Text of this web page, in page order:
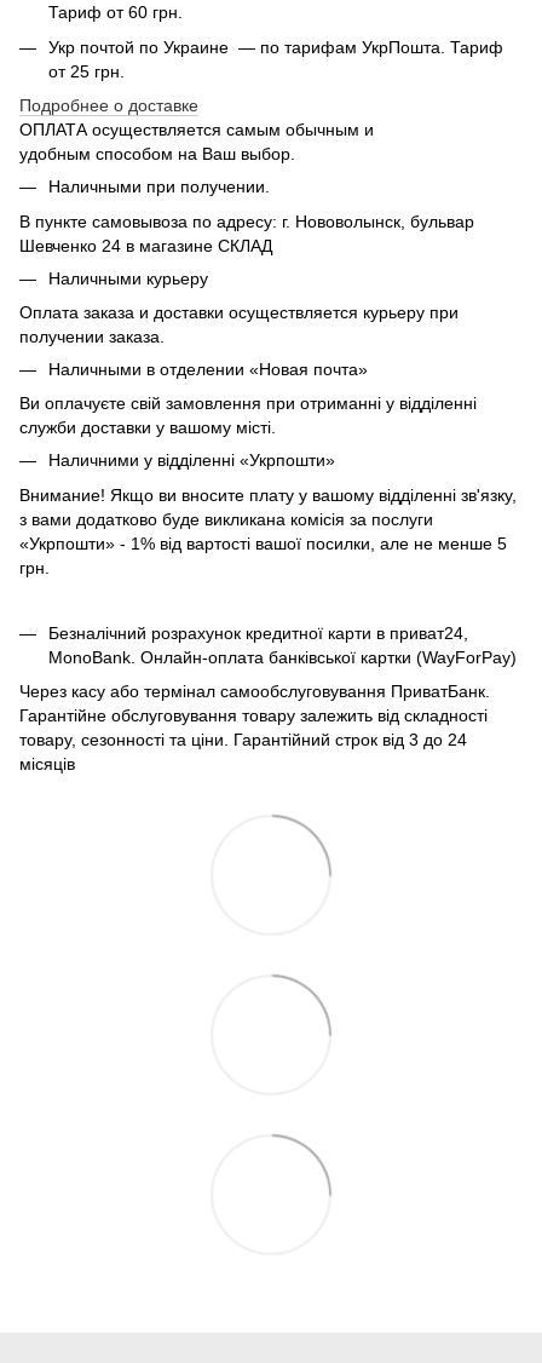
Тариф от 60 грн.
Укр почтой по Украине — по тарифам УкрПошта. Тариф
от 25 грн.
Подробнее о доставке
ОПЛАТА осуществляется самым обычным и
удобным способом на Ваш выбор.
Наличными при получении.
В пункте самовывоза по адресу: г. Нововолынск, бульвар
Шевченко 24 в магазине СКЛАД
Наличными курьеру
Оплата заказа и доставки осуществляется курьеру при
получении заказа.
Наличными в отделении «Новая почта»
Ви оплачуєте свій замовлення при отриманні у відділенні
служби доставки у вашому місті.
Наличними у відділенні «Укрпошти»
Внимание! Якщо ви вносите плату у вашому відділенні зв'язку,
з вами додатково буде викликана комісія за послуги
«Укрпошти» - 1% від вартості вашої посилки, але не менше 5
грн.
Безналічний розрахунок кредитної карти в приват24,
MonoBank. Онлайн-оплата банківської картки (WayForPay)
Через касу або термінал самообслуговування ПриватБанк.
Гарантійне обслуговування товару залежить від складності
товару, сезонності та ціни. Гарантійний строк від 3 до 24
місяців